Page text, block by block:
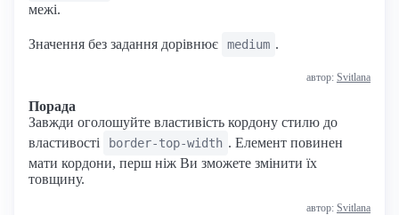
межі.
Значення без задання дорівнює medium .
автор: Svitlana
Порада
Завжди оголошуйте властивість кордону стилю до
властивості
border-top-width . Елемент повинен
мати кордони, перш ніж Ви зможете змінити їх
товщину.
автор: Svitlana